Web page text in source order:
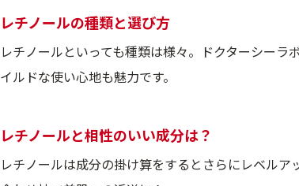
レチノールの種類と選び方
レチノールといっても種類は様々。ドクターシー
イルドな使い心地も魅力です。
レチノールと相性のいい成分は？
レチノールは成分の掛け算をするとさらにレベル